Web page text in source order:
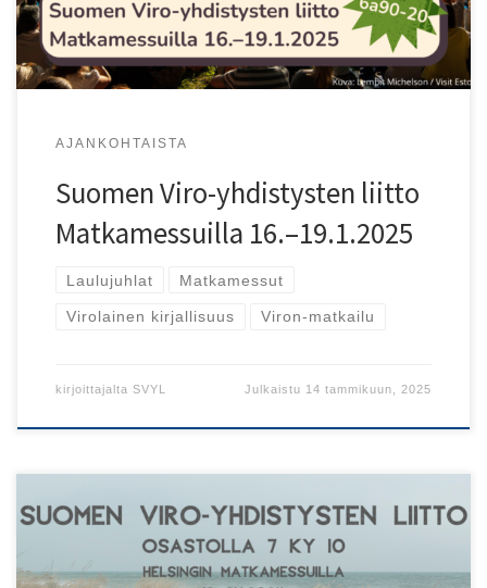
AJANKOHTAISTA
Suomen Viro-yhdistysten liitto
Matkamessuilla 16.–19.1.2025
Laulujuhlat Matkamessut
Virolainen kirjallisuus Viron-matkailu
kirjoittajalta SVYL Julkaistu 14 tammikuun, 2025
Suomen Viro-yhdistysten liitto osallistuu Helsingin